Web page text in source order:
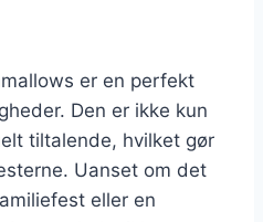
er en perfekt
Den er ikke kun
tiltalende, hvilket gør
Uanset om det
eller en